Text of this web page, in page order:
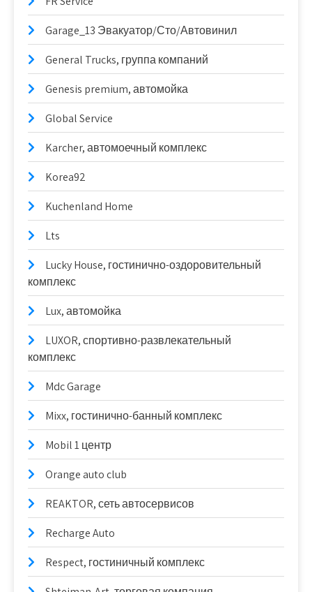
Garage_13 Эвакуатор/Сто/Автовинил
General Trucks, группа компаний
Genesis premium, автомойка
Global Service
Karcher, автомоечный комплекс
Korea92
Kuchenland Home
Lts
Lucky House, гостинично-оздоровительный
комплекс
Lux, автомойка
LUXOR, спортивно-развлекательный
комплекс
Mdc Garage
Mixx, гостинично-банный комплекс
Mobil 1 центр
Orange auto club
REAKTOR, сеть автосервисов
Recharge Auto
Respect, гостиничный комплекс